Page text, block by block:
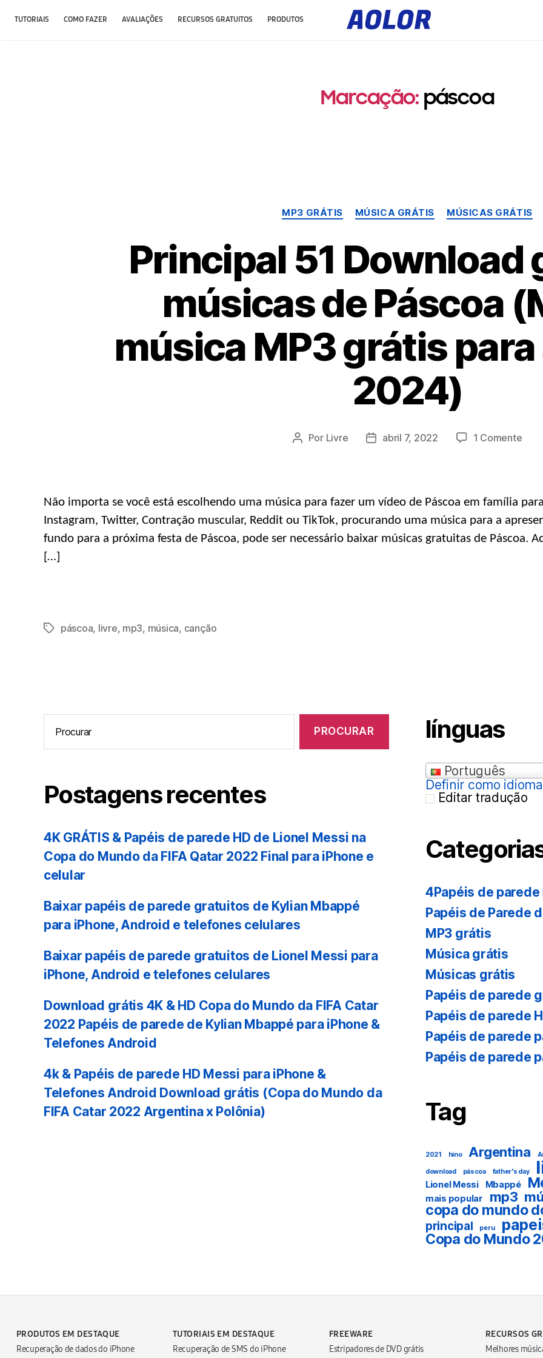
TUTORIAIS COMO FAZER AVALIAÇÕES RECURSOS GRATUITOS PRODUTOS
o
l
o
Marcação: páscoa
Categorias
MP3 GRÁTIS MÚSICA GRÁTIS MÚSICAS GRÁTIS
Principal 51 Download
músicas de Páscoa
música MP3 grátis para
2024)
Autor
Por Livre
Dataabril 7, 2022 1 Comentesobre
de
de
Não importa se você está escolhendo uma música para fazer um vídeo de Páscoa em família
Instagram, Twitter, Contração muscular, Reddit ou TikTok, procurando uma música para a
fundo para a próxima festa de Páscoa, pode ser necessário baixar músicas gratuitas de Páscoa.
[…]
Tag páscoa, livre, mp3, música, canção
Procurar:
Postagens recentes
4K GRÁTIS & Papéis de parede HD de Lionel Messi na
Copa do Mundo da FIFA Qatar 2022 Final para iPhone e
celular
Baixar papéis de parede gratuitos de Kylian Mbappé
para iPhone, Android e telefones celulares
Baixar papéis de parede gratuitos de Lionel Messi para
iPhone, Android e telefones celulares
Download grátis 4K & HD Copa do Mundo da FIFA Catar
2022 Papéis de parede de Kylian Mbappé para iPhone &
Telefones Android
4k & Papéis de parede HD Messi para iPhone &
Telefones Android Download grátis (Copa do Mundo da
FIFA Catar 2022 Argentina x Polônia)
línguas
Português
Definir como
Editar tradução
4Papéis de parede
Papéis de Parede
MP3 grátis
Música grátis
Músicas grátis
Papéis de parede
Papéis de parede
Papéis de parede
Papéis de parede
Tag
2021 hino Argentina
download páscoa father's day
Lionel Messi
Mbappé
mais popular mp3
copa do mundo
principal peru
Copa do Mundo
PRODUTOS EM DESTAQUE
Recuperação de dados do iPhone
TUTORIAIS EM DESTAQUE
Recuperação de SMS do iPhone
FREEWARE
Estripadores de DVD grátis
RECURSOS
Melhores